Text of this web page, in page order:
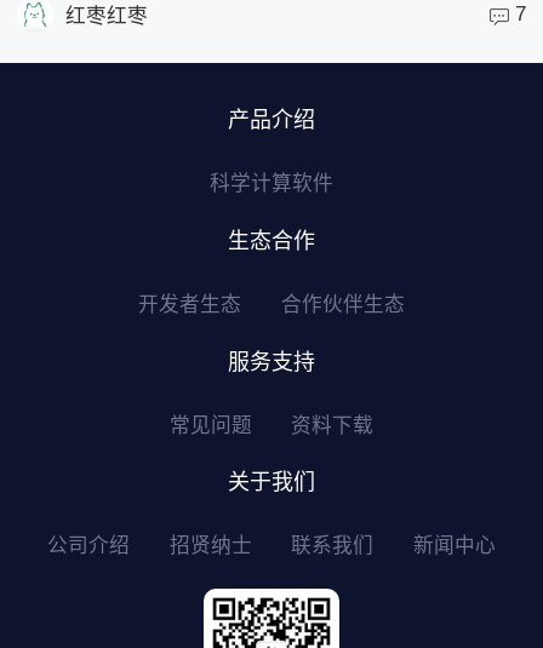
红枣红枣 7
产品介绍
科学计算软件
生态合作
开发者生态 合作伙伴生态
服务支持
常见问题 资料下载
关于我们
公司介绍 招贤纳士 联系我们 新闻中心